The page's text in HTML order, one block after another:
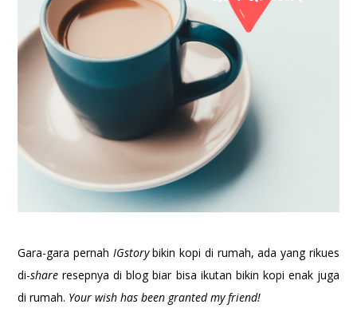
Gara-gara pernah IGstorybikin kopi di rumah, ada yang rikues
di-share resepnya di blog biar bisa ikutan bikin kopi enak juga
di rumah. Your wish has been granted my friend!